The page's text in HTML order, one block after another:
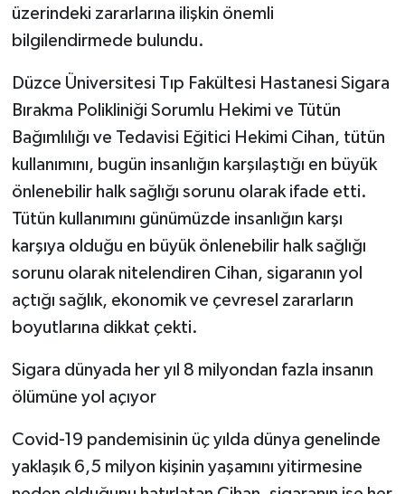
üzerindeki zararlarına ilişkin önemli
bilgilendirmede bulundu.
Düzce Üniversitesi Tıp Fakültesi Hastanesi Sigara
Bırakma Polikliniği Sorumlu Hekimi ve Tütün
Bağımlılığı ve Tedavisi Eğitici Hekimi Cihan, tütün
kullanımını, bugün insanlığın karşılaştığı en büyük
önlenebilir halk sağlığı sorunu olarak ifade etti.
Tütün kullanımını günümüzde insanlığın karşı
karşıya olduğu en büyük önlenebilir halk sağlığı
sorunu olarak nitelendiren Cihan, sigaranın yol
açtığı sağlık, ekonomik ve çevresel zararların
boyutlarına dikkat çekti.
Sigara dünyada her yıl 8 milyondan fazla insanın
ölümüne yol açıyor
Covid-19 pandemisinin üç yılda dünya genelinde
yaklaşık 6,5 milyon kişinin yaşamını yitirmesine
Jandarma
KÜLTÜR SANAT
MAGAZİN
Otomobil
POLİTİKA
SİYASET
SPOR HABERLERİ
Turizm